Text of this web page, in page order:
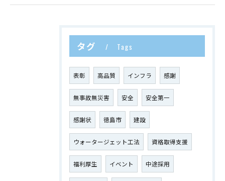
タグ Tags
表彰 高品質 インフラ 感謝
無事故無災害 安全 安全第一
感謝状 徳島市 建設
ウォータージェット工法 資格取得支援
福利厚生 イベント 中途採用